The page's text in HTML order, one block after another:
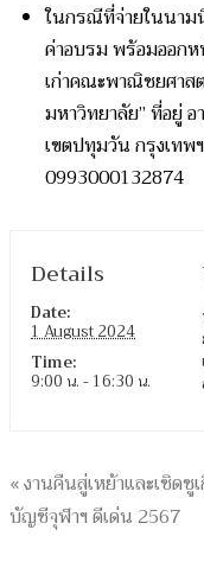
ในกรณีที่จ่ายในนา
ค่าอบรม พร้อมออก
เก่าคณะพาณิชยศา
มหาวิทยาลัย” ที่อยู่
เขตปทุมวัน กรุงเทพ
0993000132874
Details
Date:
1 August 2024
Time:
9:00 น. - 16:30 น.
«งานคืนสู่เหย้าและเชิดชู
บัญชีจุฬาฯ ดีเด่น 2567